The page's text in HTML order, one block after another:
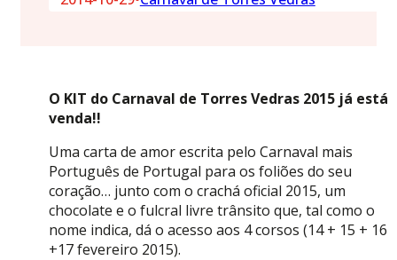
O KIT do Carnaval de Torres Vedras 2015 já está
venda!!
Uma carta de amor escrita pelo Carnaval mais
Português de Portugal para os foliões do seu
coração… junto com o crachá oficial 2015, um
chocolate e o fulcral livre trânsito que, tal como o
nome indica, dá o acesso aos 4 corsos (14 + 15 + 16
+17 fevereiro 2015).